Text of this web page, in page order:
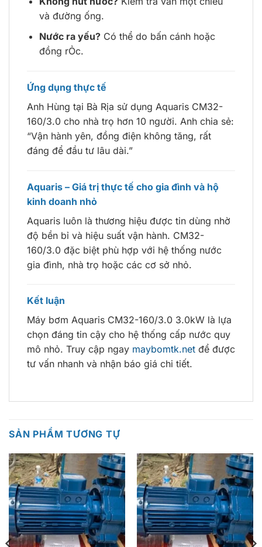
và đường ống.
Nước ra yếu?Có thể do bấn cánh hoặc
đồng rỎc.
Ứng dụng thực tế
Anh Hùng tại Bà Rịa sử dụng Aquaris CM32-
160/3.0 cho nhà trọ hơn 10 người. Anh chia sẻ:
“Vận hành yên, đồng điện không tăng, rất
đáng để đầu tư lâu dài.”
Aquaris – Giá trị thực tế cho gia đình và hộ
kinh doanh nhỏ
Aquaris luôn là thương hiệu được tin dùng nhờ
độ bền bỉ và hiệu suất vận hành. CM32-
160/3.0 đặc biệt phù hợp với hệ thống nước
gia đình, nhà trọ hoặc các cơ sở nhỏ.
Kết luận
Máy bơm Aquaris CM32-160/3.0 3.0kW là lựa
chọn đáng tin cậy cho hệ thống cấp nước quy
mô nhỏ. Truy cập ngay maybomtk.net để được
tư vấn nhanh và nhận báo giá chi tiết.
SẢN PHẨM TƯƠNG TỰ